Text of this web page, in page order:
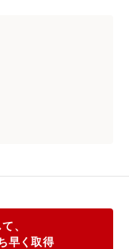
、
早く取得